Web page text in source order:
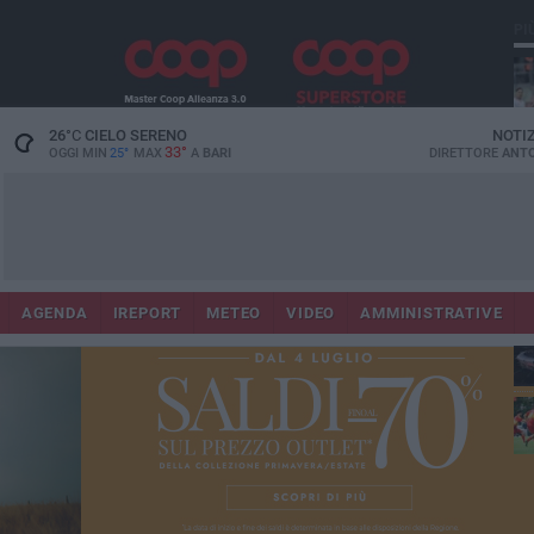
26°CCIELO SERENO
OGGI MIN 25° MAX 33° A BARI DIRETTORE
AGENDA IREPORT METEO VIDEO AMMINISTRATIVE